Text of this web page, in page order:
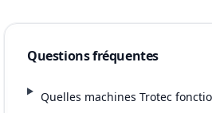
Questions fréquentes
Quelles machines Trotec